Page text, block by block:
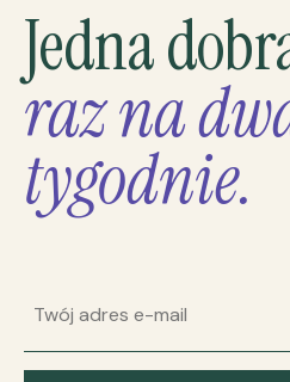
Jedna
raz na
tygodnie.